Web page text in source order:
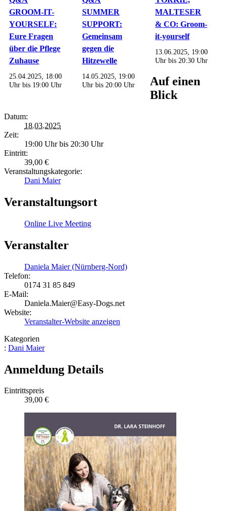
GROOM-IT-
YOURSELF:
Eure Fragen
über die Pflege
Zuhause
25.04.2025, 18:00
Uhr bis 19:00 Uhr
SUMMER
SUPPORT:
Gemeinsam
gegen die
Hitzewelle
14.05.2025, 19:00
Uhr bis20:00 Uhr
MALTESER
& CO: Groom-
it-yourself
13.06.2025, 19:00
Uhr bis20:30 Uhr
Auf einen
Blick
Datum:
18.03.2025
Zeit:
19:00 Uhr bis 20:30 Uhr
Eintritt:
39,00 €
Veranstaltungskategorie:
Dani Maier
Veranstaltungsort
Online Live Meeting
Veranstalter
Daniela Maier (Nürnberg-Nord)
Telefon:
0174 31 85 849
E-Mail:
Daniela.Maier@Easy-Dogs.net
Website:
Veranstalter-Website anzeigen
Kategorien
: Dani Maier
Anmeldung Details
Eintrittspreis
39,00 €